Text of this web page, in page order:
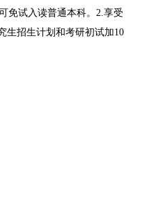
免试入读普通本科。2.享受
生招生计划和考研初试加10